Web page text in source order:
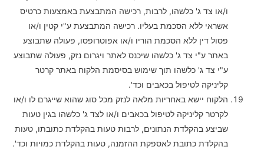
ו/או צד ג' כלשהו, לרבות, רכישה המתבצעת באמצעות כרטיס
אשראי ללא הסכמת בעליו. רכישה המתבצעת ע"י קטין ו/או
פסול דין ללא הסכמת הוריו ו/או אפוטרופסו, פעולה שתבוצע
באתר ע"י צד ג' כלשהו שיכנס לאתר ויגרום נזק, פעולה שתבוצע
ע"י צד ג' כלשהו תוך שימוש בסיסמת הלקוח באתר קרטר
קליניקה לטיפול בכאבים וכד'.
הלקוח יישא באחריות מלאה לנזק מכל סוג שהוא שייגרם לו ו/או
לקרטר קליניקה לטיפול בכאבים ו/או לצד ג' כלשהו בגין טעות
שביצע בהקלדת הנתונים, לרבות טעות בהקלדת כתובתו, טעות
בהקלדת כתובת לאספקת ההזמנה, טעות בהקלדת כמויות וכד'.